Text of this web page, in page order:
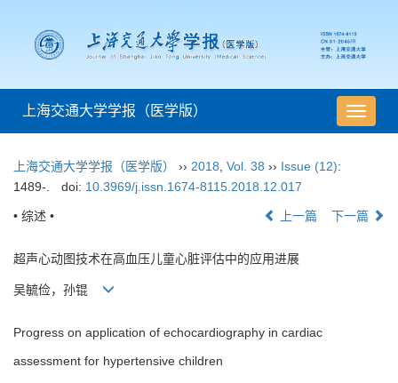
导
航
上海交通大学学报（医学版）
上海交通大学学报（医学版） ›› 2018 Vol. 38 ›› Issue (12):
1489-.
doi: 10.3969/j.issn.1674-8115.2018.12.017
• 综述 • 上一篇 下一篇
超声心动图技术在高血压儿童心脏评估中的应用进展
吴毓俭，孙锟
Progress on application of echocardiography in cardiac
assessment for hypertensive children